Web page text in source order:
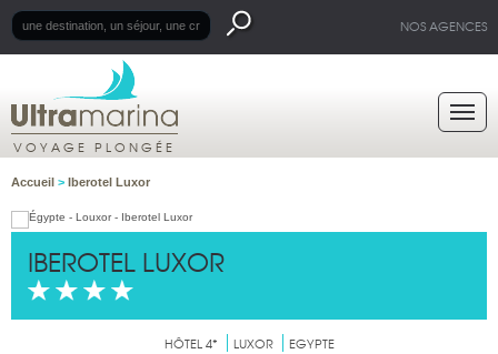
NOS AGENCES
VOYAGE PLONGÉE
Accueil > Iberotel Luxor
IBEROTEL LUXOR
HÔTEL 4* LUXOR EGYPTE